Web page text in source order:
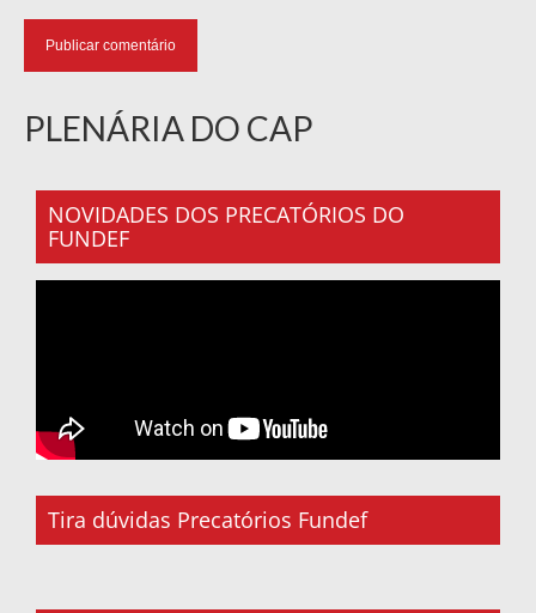
PLENÁRIA DO CAP
NOVIDADES DOS PRECATÓRIOS DO
FUNDEF
Tira dúvidas Precatórios Fundef